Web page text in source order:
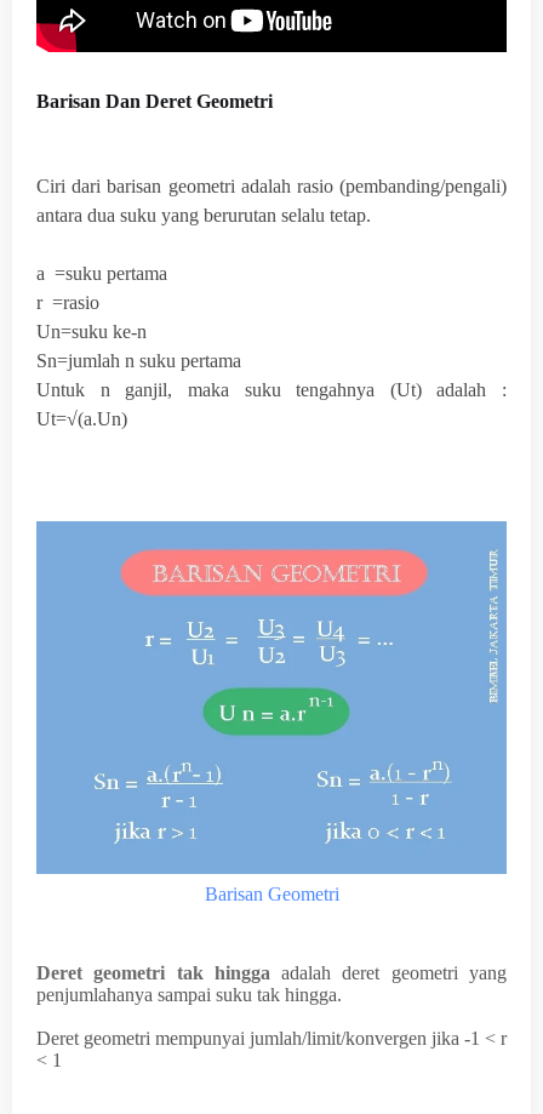
Barisan Dan Deret Geometri
Ciri dari barisan geometri adalah rasio (pembanding/pengali)
antara dua suku yang berurutan selalu tetap.
a =suku pertama
r =rasio
Un=suku ke-n
Sn=jumlah n suku pertama
Untuk n ganjil, maka suku tengahnya (Ut) adalah :
Ut=√(a.Un)
Barisan Geometri
Deret geometri tak hingga adalah deret geometri yang
penjumlahanya sampai suku tak hingga.
Deret geometri mempunyai jumlah/limit/konvergen jika -1 < r
< 1